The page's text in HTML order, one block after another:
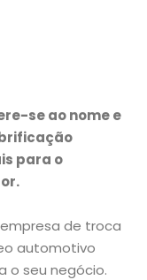
se ao nome e
para o
de troca
automotivo
o seu negócio.